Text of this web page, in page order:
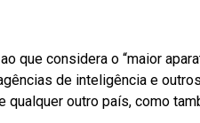
que considera o “maior
de inteligência e
outro país, como